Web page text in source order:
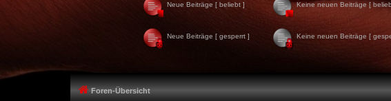
Neue Beiträge [ beliebt ]
Neue Beiträge [ gesperrt ]
Keine neuen Beiträge [
Keine neuen Beiträge [
Foren-Übersicht